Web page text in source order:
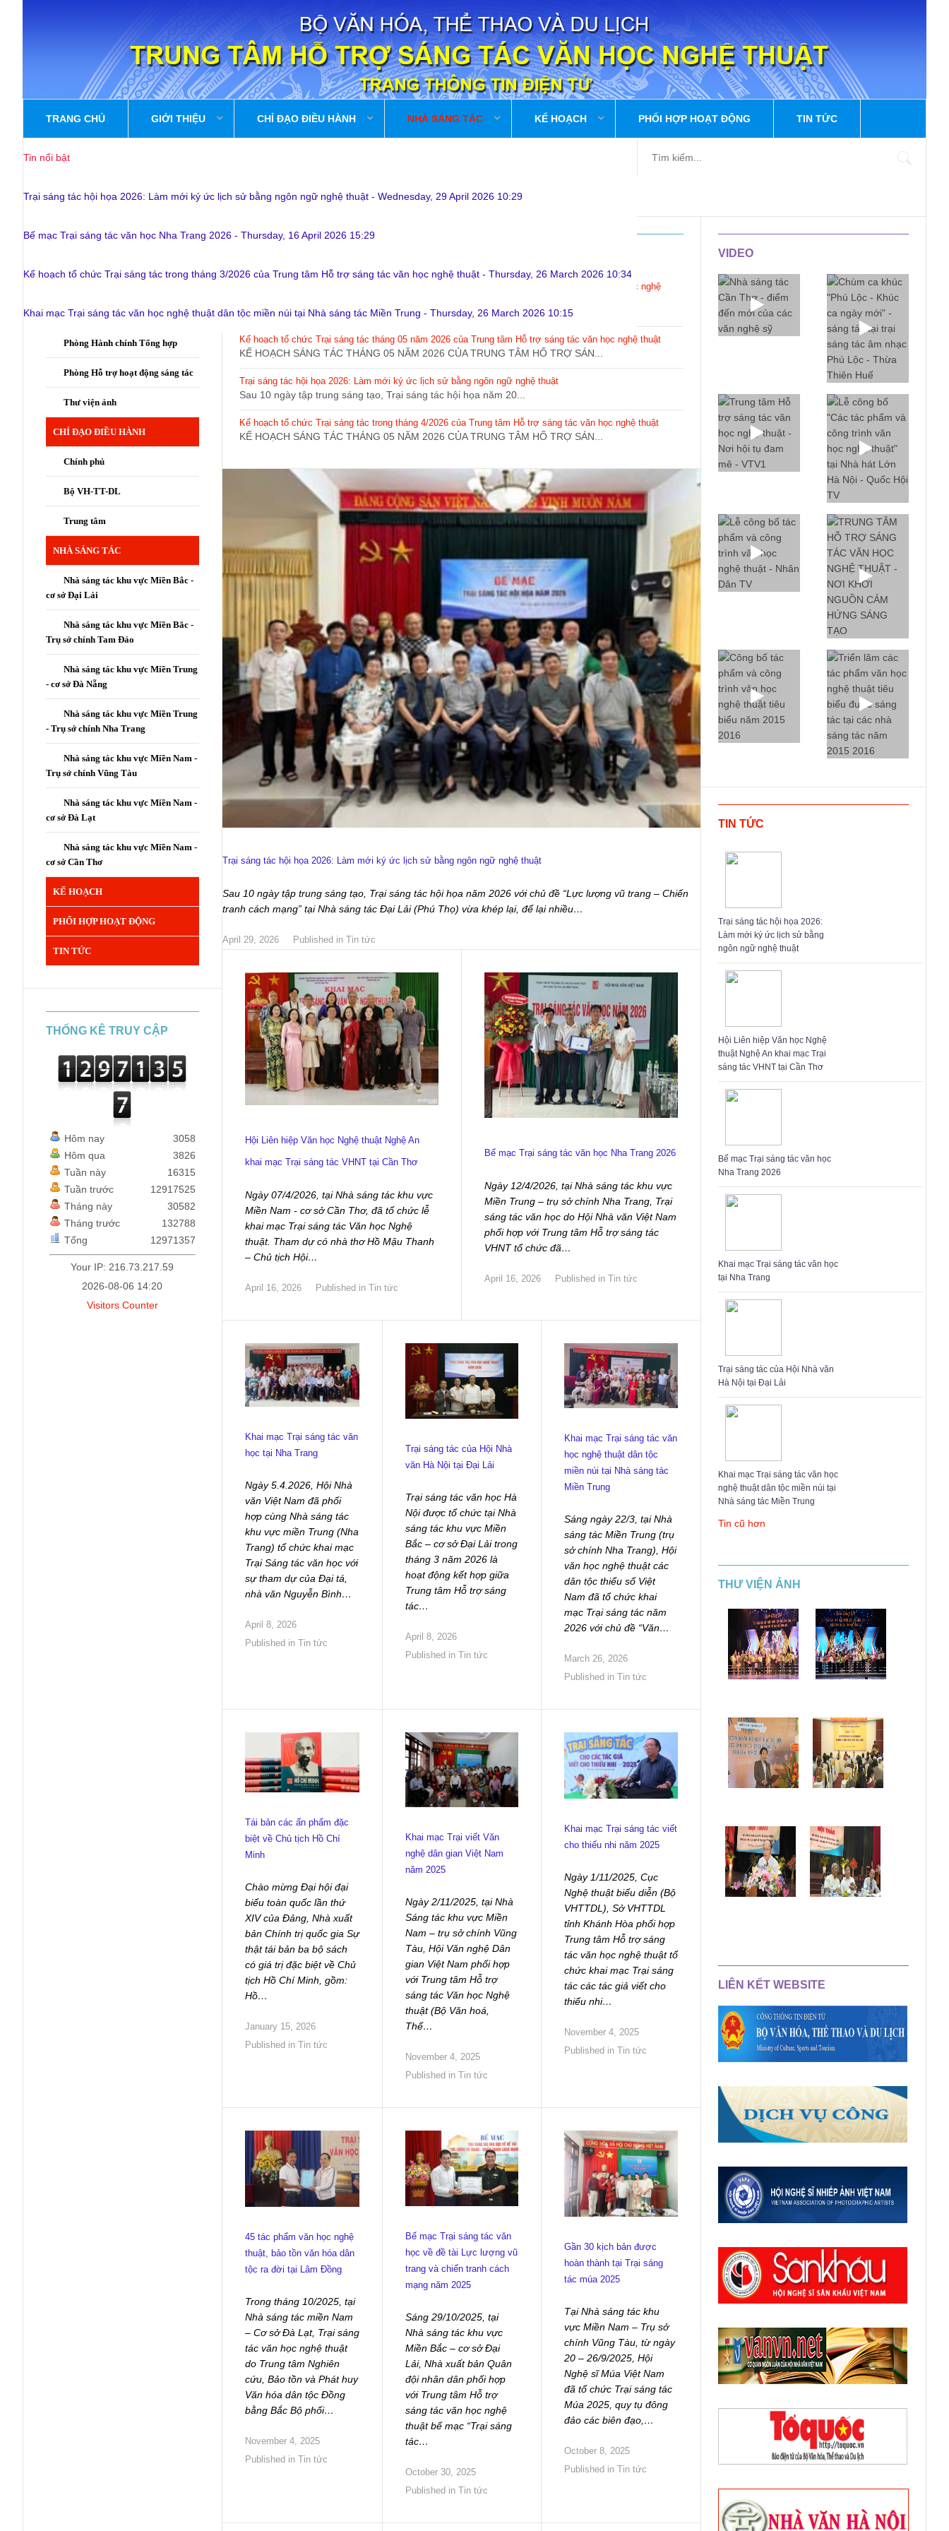
TRANG CHỦ GIỚI THIỆU CHỈ ĐẠO ĐIỀU HÀNH NHÀ SÁNG TÁC KẾ HOẠCH PHỐI HỢP HOẠT ĐỘNG TIN TỨC
Tin nổi bật
Trại sáng tác hội họa 2026: Làm mới ký ức lịch sử bằng ngôn ngữ nghệ thuật - Wednesday, 29 April 2026 10:29
Bế mạc Trại sáng tác văn học Nha Trang 2026 - Thursday, 16 April 2026 15:29
Kế hoạch tổ chức Trại sáng tác trong tháng 3/2026 của Trung tâm Hỗ trợ sáng tác văn học nghệ thuật - Thursday, 26 March 2026 10:34
Khai mạc Trại sáng tác văn học nghệ thuật dân tộc miền núi tại Nhà sáng tác Miền Trung - Thursday, 26 March 2026 10:15
Kế hoạch tổ chức Trại sáng tác trong tháng 06 năm 2026 của Trung tâm Hỗ trợ sáng tác văn học nghệ
KẾ HOẠCH SÁNG TÁC THÁNG 06 NĂM 2026 CỦA TRUNG TÂM HỐ TRỢ SÁN...
Kế hoạch tổ chức Trại sáng tác tháng 05 năm 2026 của Trung tâm Hỗ trợ sáng tác văn học nghệ thuật
KẾ HOẠCH SÁNG TÁC THÁNG 05 NĂM 2026 CỦA TRUNG TÂM HỐ TRỢ SÁN...
Trại sáng tác hội họa 2026: Làm mới ký ức lịch sử bằng ngôn ngữ nghệ thuật
Sau 10 ngày tập trung sáng tạo, Trại sáng tác hội họa năm 20...
Kế hoạch tổ chức Trại sáng tác trong tháng 4/2026 của Trung tâm Hỗ trợ sáng tác văn học nghệ thuật
KẾ HOẠCH SÁNG TÁC THÁNG 05 NĂM 2026 CỦA TRUNG TÂM HỐ TRỢ SÁN...
Trại sáng tác hội họa 2026: Làm mới ký ức lịch sử bằng ngôn ngữ nghệ thuật
Sau 10 ngày tập trung sáng tạo, Trại sáng tác hội họa năm 2026 với chủ đề “Lực lượng vũ trang – Chiến
tranh cách mạng” tại Nhà sáng tác Đại Lải (Phú Thọ) vừa khép lại, để lại nhiều…
April 29, 2026 Published in Tin tức
Hội Liên hiệp Văn học Nghệ thuật Nghệ An
khai mạc Trại sáng tác VHNT tại Cần Thơ
Ngày 07/4/2026, tại Nhà sáng tác khu vực
Miền Nam - cơ sở Cần Thơ, đã tổ chức lễ
khai mạc Trại sáng tác Văn học Nghệ
thuật. Tham dự có nhà thơ Hồ Mậu Thanh
– Chủ tịch Hội…
April 16, 2026 Published in Tin tức
Bế mạc Trại sáng tác văn học Nha Trang 2026
Ngày 12/4/2026, tại Nhà sáng tác khu vực
Miền Trung – trụ sở chính Nha Trang, Trại
sáng tác văn học do Hội Nhà văn Việt Nam
phối hợp với Trung tâm Hỗ trợ sáng tác
VHNT tổ chức đã…
April 16, 2026 Published in Tin tức
Khai mạc Trại sáng tác văn
học tại Nha Trang
Ngày 5.4.2026, Hội Nhà
văn Việt Nam đã phối
hợp cùng Nhà sáng tác
khu vực miền Trung (Nha
Trang) tổ chức khai mạc
Trại Sáng tác văn học với
sự tham dự của Đại tá,
nhà văn Nguyễn Bình…
April 8, 2026
Published in Tin tức
Trại sáng tác của Hội Nhà
văn Hà Nội tại Đại Lải
Trại sáng tác văn học Hà
Nội được tổ chức tại Nhà
sáng tác khu vực Miền
Bắc – cơ sở Đại Lải trong
tháng 3 năm 2026 là
hoạt động kết hợp giữa
Trung tâm Hỗ trợ sáng
tác…
April 8, 2026
Published in Tin tức
Khai mạc Trại sáng tác văn
học nghệ thuật dân tộc
miền núi tại Nhà sáng tác
Miền Trung
Sáng ngày 22/3, tại Nhà
sáng tác Miền Trung (trụ
sở chính Nha Trang), Hội
văn học nghệ thuật các
dân tộc thiểu số Việt
Nam đã tổ chức khai
mạc Trại sáng tác năm
2026 với chủ đề “Văn…
March 26, 2026
Published in Tin tức
Tái bản các ấn phẩm đặc
biệt về Chủ tịch Hồ Chí
Minh
Chào mừng Đại hội đại
biểu toàn quốc lần thứ
XIV của Đảng, Nhà xuất
bản Chính trị quốc gia Sự
thật tái bản ba bộ sách
có giá trị đặc biệt về Chủ
tịch Hồ Chí Minh, gồm:
Hồ…
January 15, 2026
Published in Tin tức
Khai mạc Trại viết Văn
nghệ dân gian Việt Nam
năm 2025
Ngày 2/11/2025, tại Nhà
Sáng tác khu vực Miền
Nam – trụ sở chính Vũng
Tàu, Hội Văn nghệ Dân
gian Việt Nam phối hợp
với Trung tâm Hỗ trợ
sáng tác Văn học Nghệ
thuật (Bộ Văn hoá,
Thể…
November 4, 2025
Published in Tin tức
Khai mạc Trại sáng tác viết
cho thiếu nhi năm 2025
Ngày 1/11/2025, Cục
Nghệ thuật biểu diễn (Bộ
VHTTDL), Sở VHTTDL
tỉnh Khánh Hòa phối hợp
Trung tâm Hỗ trợ sáng
tác văn học nghệ thuật tổ
chức khai mạc Trại sáng
tác các tác giả viết cho
thiếu nhi…
November 4, 2025
Published in Tin tức
45 tác phẩm văn học nghệ
thuật, bảo tồn văn hóa dân
tộc ra đời tại Lâm Đồng
Trong tháng 10/2025, tại
Nhà sáng tác miền Nam
– Cơ sở Đà Lạt, Trại sáng
tác văn học nghệ thuật
do Trung tâm Nghiên
cứu, Bảo tồn và Phát huy
Văn hóa dân tộc Đồng
bằng Bắc Bộ phối…
November 4, 2025
Published in Tin tức
Bế mạc Trại sáng tác văn
học về đề tài Lực lượng vũ
trang và chiến tranh cách
mạng năm 2025
Sáng 29/10/2025, tại
Nhà sáng tác khu vực
Miền Bắc – cơ sở Đại
Lải, Nhà xuất bản Quân
đội nhân dân phối hợp
với Trung tâm Hỗ trợ
sáng tác văn học nghệ
thuật bế mạc “Trại sáng
tác…
October 30, 2025
Published in Tin tức
Gần 30 kịch bản được
hoàn thành tại Trại sáng
tác múa 2025
Tại Nhà sáng tác khu
vực Miền Nam – Trụ sở
chính Vũng Tàu, từ ngày
20 – 26/9/2025, Hội
Nghệ sĩ Múa Việt Nam
đã tổ chức Trại sáng tác
Múa 2025, quy tụ đông
đảo các biên đạo,…
October 8, 2025
Published in Tin tức
VIDEO
TIN TỨC
Trại sáng tác hội họa 2026:
Làm mới ký ức lịch sử bằng
ngôn ngữ nghệ thuật
Hội Liên hiệp Văn học Nghệ
thuật Nghệ An khai mạc Trại
sáng tác VHNT tại Cần Thơ
Bế mạc Trại sáng tác văn học
Nha Trang 2026
Khai mạc Trại sáng tác văn học
tại Nha Trang
Trại sáng tác của Hội Nhà văn
Hà Nội tại Đại Lải
Khai mạc Trại sáng tác văn học
nghệ thuật dân tộc miền núi tại
Nhà sáng tác Miền Trung
Tin cũ hơn
THƯ VIỆN ẢNH
LIÊN KẾT WEBSITE
Ban giám đốc
Phòng Hành chính Tổng hợp
Phòng Hỗ trợ hoạt động sáng tác
Thư viện ảnh
CHỈ ĐẠO ĐIỀU HÀNH
Chính phủ
Bộ VH-TT-DL
Trung tâm
NHÀ SÁNG TÁC
Nhà sáng tác khu vực Miền Bắc -
cơ sở Đại Lải
Nhà sáng tác khu vực Miền Băc -
Trụ sở chính Tam Đảo
Nhà sáng tác khu vực Miền Trung
- cơ sở Đà Nẵng
Nhà sáng tác khu vực Miền Trung
- Trụ sở chính Nha Trang
Nhà sáng tác khu vực Miền Nam -
Trụ sở chính Vũng Tàu
Nhà sáng tác khu vực Miền Nam -
cơ sở Đà Lạt
Nhà sáng tác khu vực Miền Nam -
cơ sở Cần Thơ
KẾ HOẠCH
PHỐI HỢP HOẠT ĐỘNG
TIN TỨC
THỐNG KÊ TRUY CẬP
Hôm nay
Hôm qua
Tuần này
Tuần trước
Tháng này
Tháng trước
Tổng
3058
3826
16315
12917525
30582
132788
12971357
Your IP: 216.73.217.59
2026-08-06 14:20
Visitors Counter